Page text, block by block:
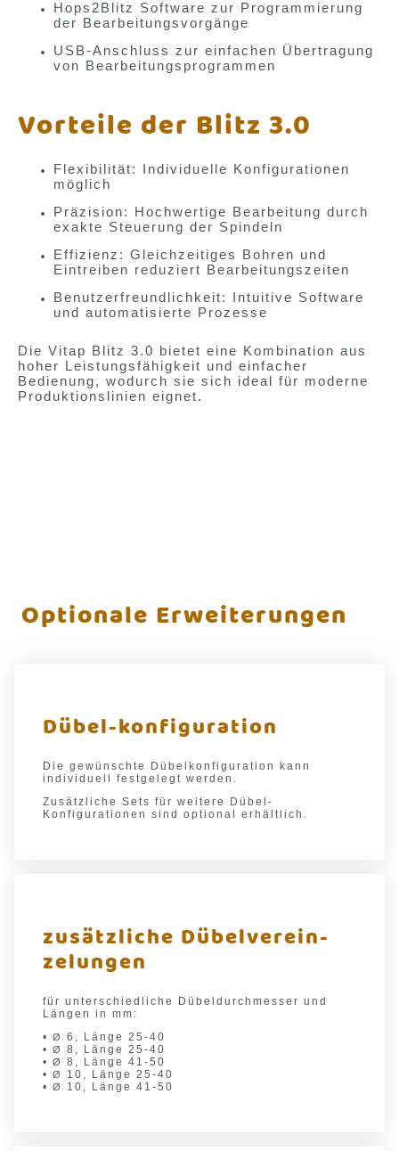
Hops2Blitz Software zur Programmierung
der Bearbeitungsvorgänge
USB-Anschluss zur einfachen Übertragung
von Bearbeitungsprogrammen
Vorteile der Blitz 3.0
Flexibilität: Individuelle Konfigurationen
möglich
Präzision: Hochwertige Bearbeitung durch
exakte Steuerung der Spindeln
Effizienz: Gleichzeitiges Bohren und
Eintreiben reduziert Bearbeitungszeiten
Benutzerfreundlichkeit: Intuitive Software
und automatisierte Prozesse
Die Vitap Blitz 3.0 bietet eine Kombination aus
hoher Leistungsfähigkeit und einfacher
Bedienung, wodurch sie sich ideal für moderne
Produktionslinien eignet.
Optionale Erweiterungen
Dübel-konfiguration
Die gewünschte Dübelkonfiguration kann
individuell festgelegt werden.
Zusätzliche Sets für weitere Dübel-
Konfigurationen sind optional erhältlich.
zusätzliche Dübelverein-
zelungen
für unterschiedliche Dübeldurchmesser und
Längen in mm:
• Ø 6, Länge 25-40
• Ø 8, Länge 25-40
• Ø 8, Länge 41-50
• Ø 10, Länge 25-40
• Ø 10, Länge 41-50